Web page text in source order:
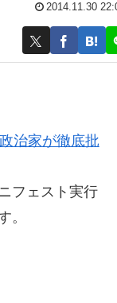
2014.11.30
治家が徹底批
フェスト実行
。